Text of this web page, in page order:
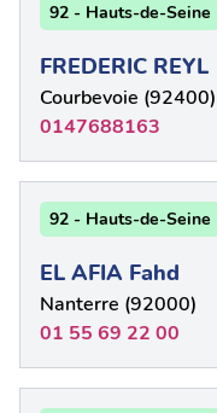
92 - Hauts-de-Seine
FREDERIC REYL
Courbevoie (92400)
0147688163
92 - Hauts-de-Seine
EL AFIA Fahd
Nanterre (92000)
01 55 69 22 00